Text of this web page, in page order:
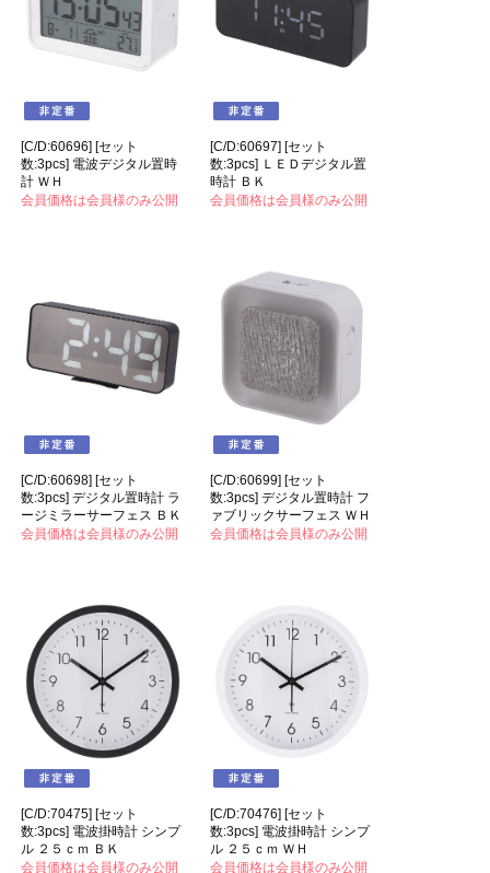
[C/D:60696] [セット
数:3pcs] 電波デジタル置時
計 ＷＨ
会員価格は会員様のみ公開
[C/D:60697] [セット
数:3pcs] ＬＥＤデジタル置
時計 ＢＫ
会員価格は会員様のみ公開
[C/D:60698] [セット
数:3pcs] デジタル置時計 ラ
ージミラーサーフェス ＢＫ
会員価格は会員様のみ公開
[C/D:60699] [セット
数:3pcs] デジタル置時計 フ
ァブリックサーフェス ＷＨ
会員価格は会員様のみ公開
[C/D:70475] [セット
数:3pcs] 電波掛時計 シンプ
ル ２５ｃｍ ＢＫ
会員価格は会員様のみ公開
[C/D:70476] [セット
数:3pcs] 電波掛時計 シンプ
ル ２５ｃｍ ＷＨ
会員価格は会員様のみ公開